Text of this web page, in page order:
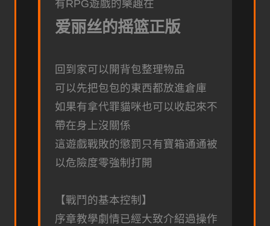
有RPG遊戲的樂趣在
爱丽丝的摇篮正版
回到家可以開背包整理物品
可以先把包包的東西都放進倉庫
如果有拿代罪貓咪也可以收起來不
帶在身上沒關係
這遊戲戰敗的懲罰只有寶箱通通被
以危險度零強制打開
【戰鬥的基本控制】
序章教學劇情已經大致介紹過操作